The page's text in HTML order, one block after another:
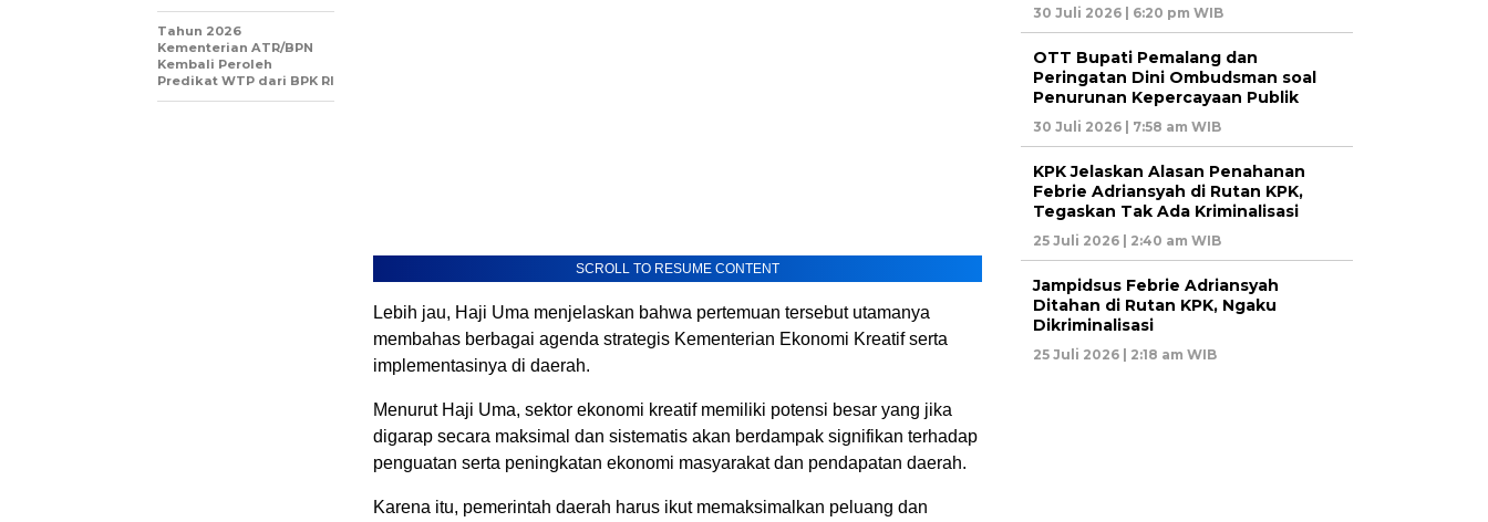
SCROLL TO RESUME CONTENT
Lebih jau, Haji Uma menjelaskan bahwa pertemuan tersebut utamanya
membahas berbagai agenda strategis Kementerian Ekonomi Kreatif serta
implementasinya di daerah.
Menurut Haji Uma, sektor ekonomi kreatif memiliki potensi besar yang jika
digarap secara maksimal dan sistematis akan berdampak signifikan terhadap
penguatan serta peningkatan ekonomi masyarakat dan pendapatan daerah.
Karena itu, pemerintah daerah harus ikut memaksimalkan peluang dan
Tahun 2026
Kementerian ATR/BPN
Kembali Peroleh
Predikat WTP dari BPK RI
30 Juli 2026 | 6:20 pm WIB
OTT Bupati Pemalang dan
Peringatan Dini Ombudsman soal
Penurunan Kepercayaan Publik
30 Juli 2026 | 7:58 am WIB
KPK Jelaskan Alasan Penahanan
Febrie Adriansyah di Rutan KPK,
Tegaskan Tak Ada Kriminalisasi
25 Juli 2026 | 2:40 am WIB
Jampidsus Febrie Adriansyah
Ditahan di Rutan KPK, Ngaku
Dikriminalisasi
25 Juli 2026 | 2:18 am WIB